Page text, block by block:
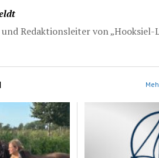
Redaktionsleiter von „Hooksiel-